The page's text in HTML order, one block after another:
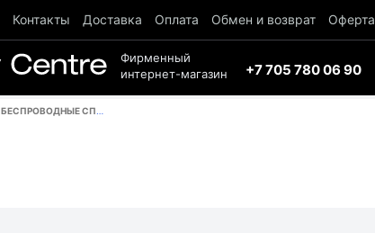
Контакты Доставка Оплата Обмен и возврат Оферта
Фирменный
интернет-магазин
+7 705 780 06 90
БЕСПРОВОДНЫЕ СПОРТИВНЫЕ НАУШНИКИ WI-SP600N, ЦВЕТ ЖЕЛТЫЙ